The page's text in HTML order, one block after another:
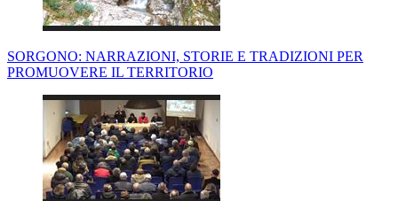
SORGONO: NARRAZIONI, STORIE E TRADIZIONI PER
PROMUOVERE IL TERRITORIO